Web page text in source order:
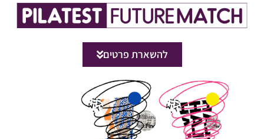
להשארת פרטים